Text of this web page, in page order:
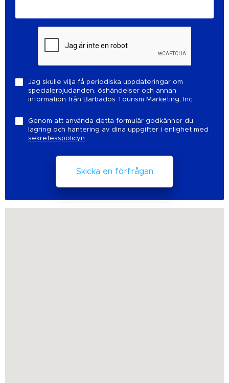
Jag skulle vilja få periodiska uppdateringar om
specialerbjudanden, öshändelser och annan
information från Barbados Tourism Marketing, Inc.
Genom att använda detta formulär godkänner du
lagring och hantering av dina uppgifter i enlighet med
sekretesspolicyn